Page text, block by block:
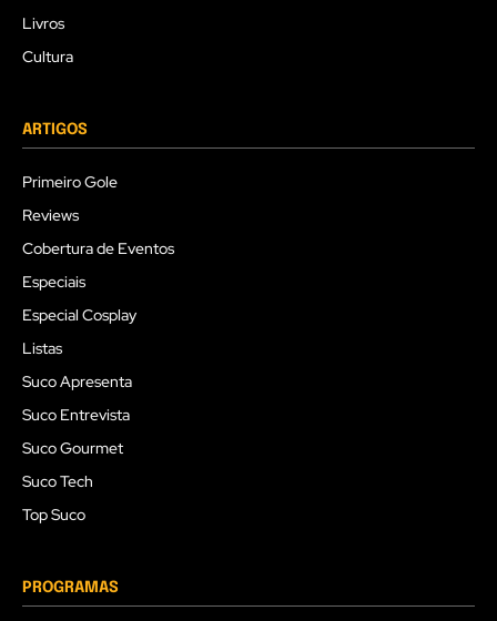
Livros
Cultura
ARTIGOS
Primeiro Gole
Reviews
Cobertura de Eventos
Especiais
Especial Cosplay
Listas
Suco Apresenta
Suco Entrevista
Suco Gourmet
Suco Tech
Top Suco
PROGRAMAS